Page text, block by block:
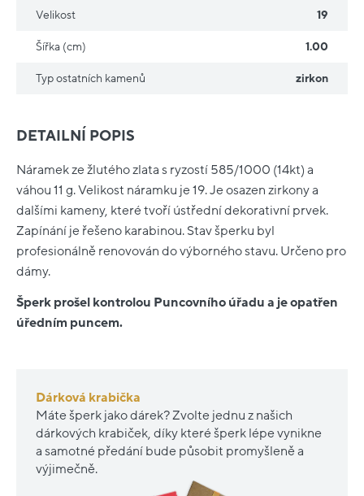
DETAILNÍ POPIS
Náramek ze žlutého zlata s ryzostí 585/1000 (14kt) a
váhou 11 g. Velikost náramku je 19. Je osazen zirkony a
dalšími kameny, které tvoří ústřední dekorativní prvek.
Zapínání je řešeno karabinou. Stav šperku byl
profesionálně renovován do výborného stavu. Určeno pro
dámy.
Šperk prošel kontrolou Puncovního úřadu a je opatřen
úředním puncem.
Dárková krabička
Máte šperk jako dárek? Zvolte jednu z našich
dárkových krabiček, díky které šperk lépe vynikne
a samotné předání bude působit promyšleně a
výjimečně.
Velikost 19
Šířka (cm) 1.00
Typ ostatních kamenů zirkon